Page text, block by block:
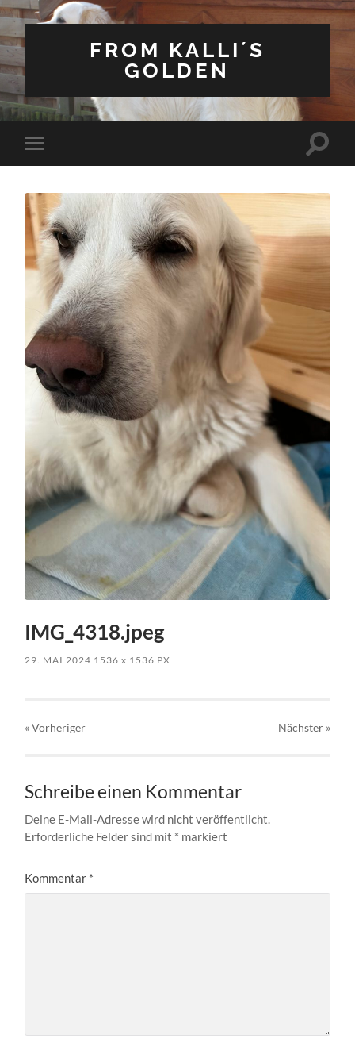
FROM KALLI´S
GOLDEN
Mobile-
Menü
IMG_4318.jpeg
29. MAI 2024 1536x 1536 PX
« Vorheriger Nächster »
Schreibe einen Kommentar
Deine E-Mail-Adresse wird nicht veröffentlicht.
Erforderliche Felder sind mit * markiert
Kommentar *